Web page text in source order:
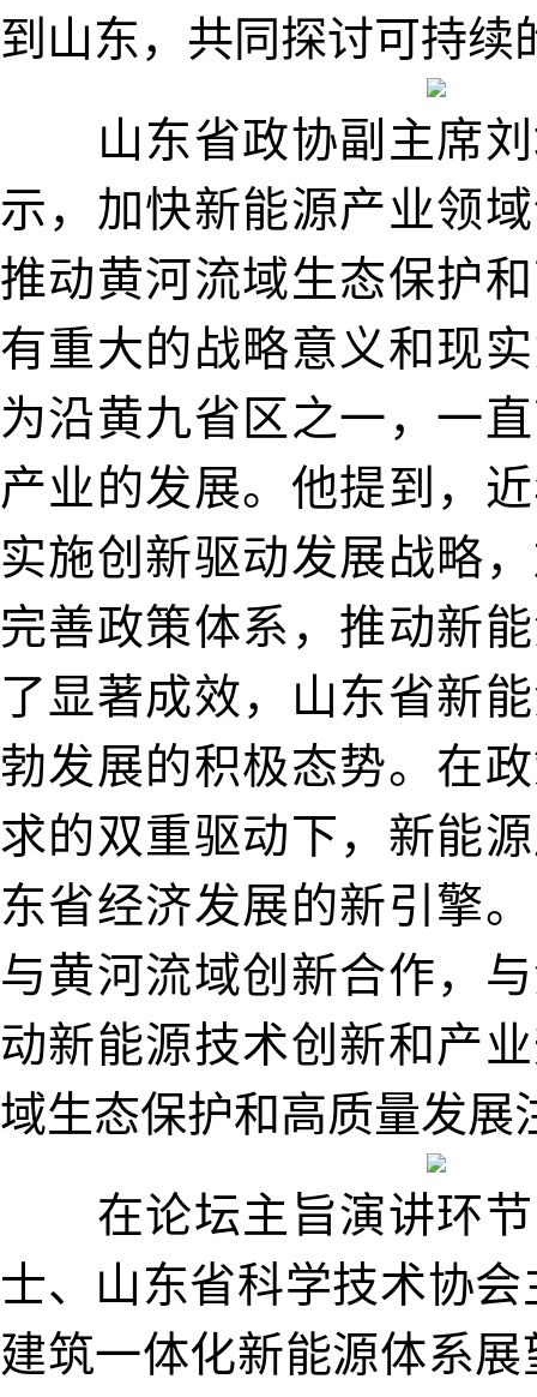
到山东，共同探讨可持续
山东省政协副主席刘
示，加快新能源产业领
推动黄河流域生态保护
有重大的战略意义和现
为沿黄九省区之一，一
产业的发展。他提到，
实施创新驱动发展战略
完善政策体系，推动新
了显著成效，山东省新
勃发展的积极态势。在
求的双重驱动下，新能
东省经济发展的新引擎
与黄河流域创新合作，
动新能源技术创新和产
域生态保护和高质量发展
在论坛主旨演讲环节
士、山东省科学技术协
建筑一体化新能源体系